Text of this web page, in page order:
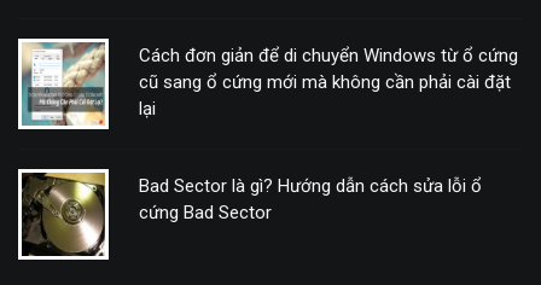
Cách đơn giản để di chuyển Windows từ ổ cứng
cũ sang ổ cứng mới mà không cần phải cài đặt
lại
Bad Sector là gì? Hướng dẫn cách sửa lỗi ổ
cứng Bad Sector